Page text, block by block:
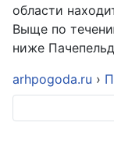
области
Выще по
ниже
arhpogoda.ru ›